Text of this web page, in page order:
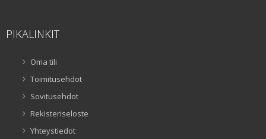
PIKALINKIT
Oma tili
Toimitusehdot
Sovitusehdot
Rekisteriseloste
Yhteystiedot